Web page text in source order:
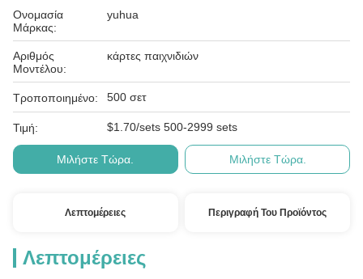
Ονομασία
Μάρκας:
yuhua
Αριθμός
Μοντέλου:
κάρτες παιχνιδιών
Τροποποιημένο: 500 σετ
Τιμή: $1.70/sets 500-2999 sets
Μιλήστε Τώρα. Μιλήστε Τώρα.
Λεπτομέρειες Περιγραφή Του Προϊόντος
Λεπτομέρειες